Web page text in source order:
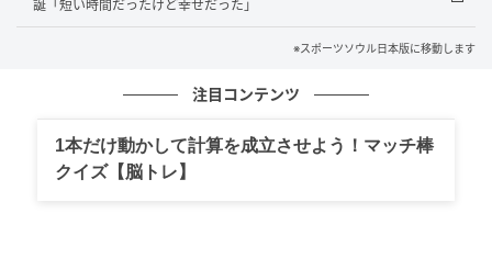
た。
しかしウンサンは昨年5月から継続的なコンディション
不良により活動を中断しており、先月のYOUNITEの
ていなかった。
誕「短い時間だったけど幸せだった」
※スポーツソウル日本版に移動します
注目コンテンツ
1本だけ動かして計算を成立させよう！マッチ棒
クイズ【脳トレ】